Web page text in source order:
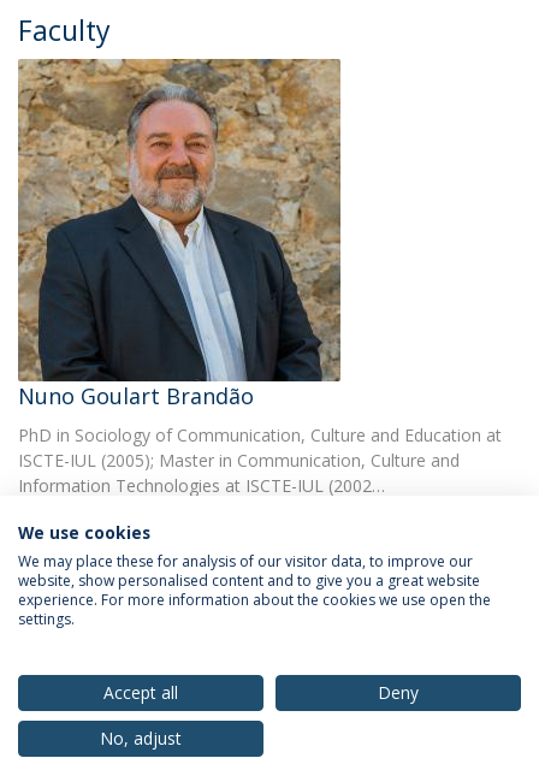
Faculty
Nuno Goulart Brandão
PhD in Sociology of Communication, Culture and Education at
ISCTE-IUL (2005); Master in Communication, Culture and
Information Technologies at ISCTE-IUL (2002…
Privacy Policy
© 2026 Universidade Católica Portuguesa
We use cookies
We may place these for analysis of our visitor data, to improve our
website, show personalised content and to give you a great website
experience. For more information about the cookies we use open the
settings.
Accept all
Deny
No, adjust